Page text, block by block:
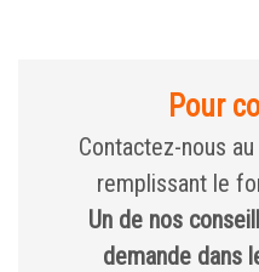
Pour
Contactez-nous au
remplissant le
Un de nos
demande dans